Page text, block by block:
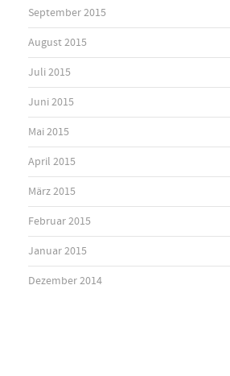
September 2015
August 2015
Juli 2015
Juni 2015
Mai 2015
April 2015
März 2015
Februar 2015
Januar 2015
Dezember 2014